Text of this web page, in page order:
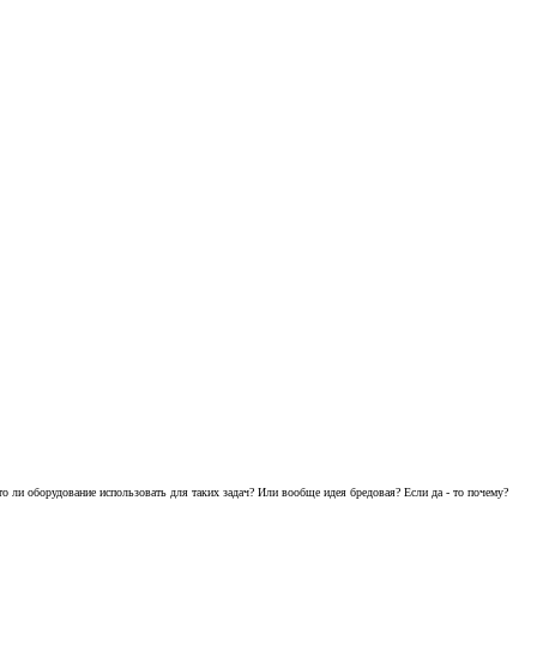
оборудование использовать для таких задач? Или вообще идея бредовая? Если да - то почему?